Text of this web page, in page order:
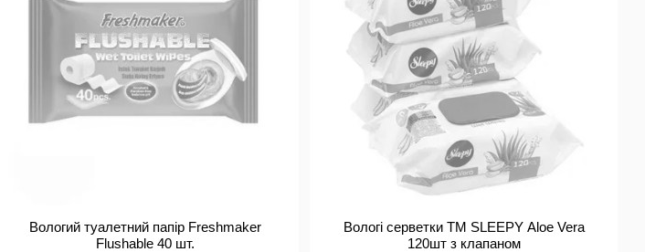
Вологий туалетний папір Freshmaker
Flushable 40 шт.
Вологі серветки ТМ SLEEPY Aloe Vera
120шт з клапаном